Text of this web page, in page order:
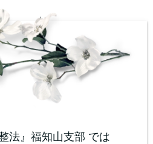
法』福知山支部 では